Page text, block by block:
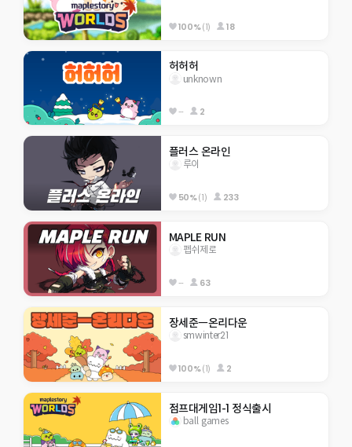
100%(1) 18
허허허
unknown
-- 2
플러스 온라인
루이
50%(1) 233
MAPLE RUN
펩쉬제로
-- 63
장세준ㅡ온리다운
smwinter21
100%(1) 2
점프대게임1-1 정식출시
ball games